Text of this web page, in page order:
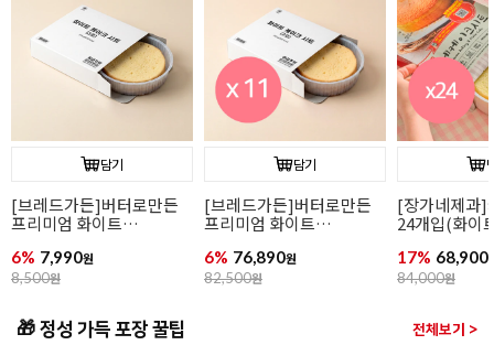
담기
[장가네제과]케이크시트
24개입(화이트/미니)
17% 68,900
84,000원
담기
[장가네제과]케이크시트
(화이트/미니)
17% 2,900원
3,500원
[장가네제과]
24개입(초코/
12% 77,900
88,800원
🎁 정성 가득 포장 꿀팁 전체보기 >